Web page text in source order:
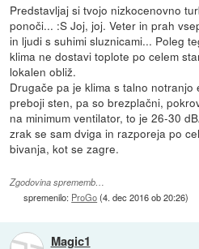
Predstavljaj si tvojo nizkocenovno
ponoči... :S Joj, joj. Veter in prah
in ljudi s suhimi sluznicami... Poleg
klima ne dostavi toplote po celem
lokalen obliž.
Drugače pa je klima s talno
preboji sten, pa so brezplačni,
na minimum ventilator, to je 26-30
zrak se sam dviga in razporeja po
bivanja, kot se zagre.
Zgodovina sprememb…
spremenilo: ProGo(4. dec 2016 ob 20:26)
Magic1